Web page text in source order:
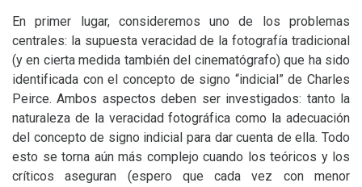
En primer lugar, consideremos uno de los problemas
centrales: la supuesta veracidad de la fotografía tradicional
(y en cierta medida también del cinematógrafo) que ha sido
identificada con el concepto de signo “indicial” de Charles
Peirce. Ambos aspectos deben ser investigados: tanto la
naturaleza de la veracidad fotográfica como la adecuación
del concepto de signo indicial para dar cuenta de ella. Todo
esto se torna aún más complejo cuando los teóricos y los
críticos aseguran (espero que cada vez con menor